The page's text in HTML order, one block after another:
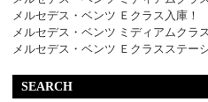
メルセデス・ベンツ Ｅクラス入庫！
メルセデス・ベンツ ミディアムクラ
メルセデス・ベンツ Ｅクラスステー
SEARCH